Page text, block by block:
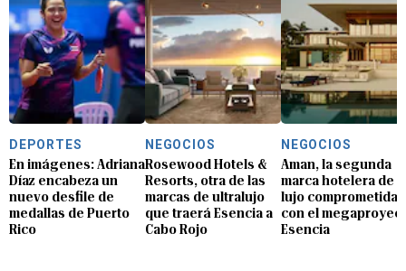
DEPORTES
En imágenes: Adriana
Díaz encabeza un
nuevo desfile de
medallas de Puerto
Rico
NEGOCIOS
Rosewood Hotels &
Resorts, otra de las
marcas de ultralujo
que traerá Esencia a
Cabo Rojo
NEGOCIOS
Aman, la segunda
marca hotelera de
lujo comprometida
con el
Esencia